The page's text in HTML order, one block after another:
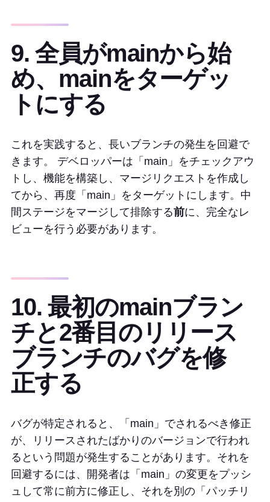
9. 全員がmainから始
め、mainをターゲッ
トにする
これを実践すると、長いブランチの発生を回避で
きます。 デベロッパーは「main」をチェックアウ
トし、機能を構築し、マージリクエストを作成し
てから、再度「main」をターゲットにします。中
間ステージをマージして排除する前に、完全なレ
ビューを行う必要があります。
10. 最初のmainブラン
チと2番目のリリース
ブランチのバグを修
正する
バグが特定されると、「main」でされるべき修正
が、リリースされたばかりのバージョンで行われ
るという問題が発生することがあります。それを
回避するには、開発者は「main」の変更をプッシ
ュして常に前方に修正し、それを別の「パッチリ